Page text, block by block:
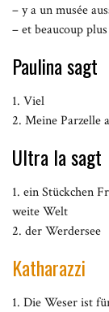
– y a un musée
– et beaucoup
Paulina sagt
1. Viel
2. Meine Parzelle
Ultra la sagt
1. ein Stückchen
weite Welt
2. der Werdersee
Katharazzi
1. Die Weser ist